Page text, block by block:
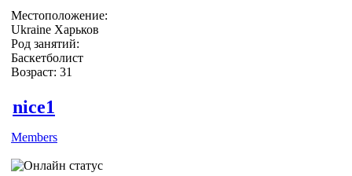
Местоположение:
Ukraine Харьков
Род занятий:
Баскетболист
Возраст: 31
nice1
Members